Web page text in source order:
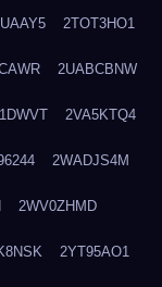
2TOT3HO1
2UABCBNW
2VA5KTQ4
2WADJS4M
2WV0ZHMD
2YT95AO1